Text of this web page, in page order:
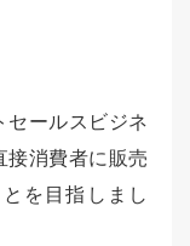
セールスビジネ
接消費者に販売
を目指しまし